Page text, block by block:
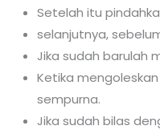
Setelah itu
selanjutnya,
Jika sudah barulah
Ketika
sempurna.
Jika sudah bilas